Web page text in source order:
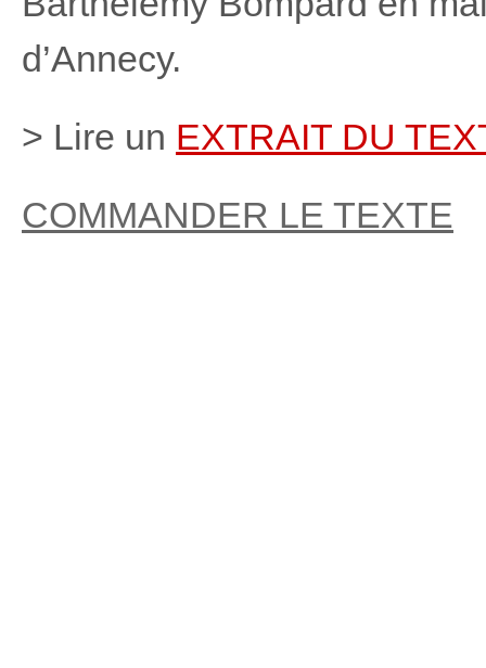
d’Annecy.
> Lire un EXTRAIT DU
COMMANDER LE TEXTE